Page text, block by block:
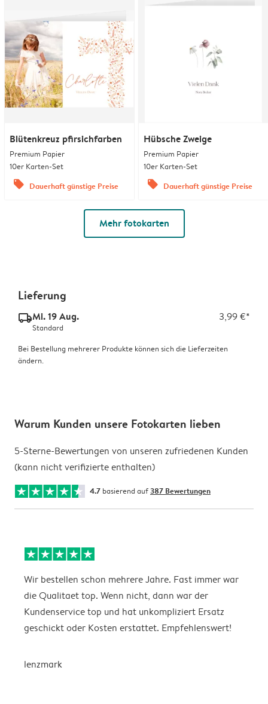
Blütenkreuz pfirsichfarben
Premium Papier
10er Karten-Set
offers Dauerhaft günstige Preise
Hübsche Zweige
Premium Papier
10er Karten-Set
offers Dauerhaft günstige Preise
Mehr fotokarten
Lieferung
delivery_standard_v2Mi. 19 Aug. 3,99 €*
Standard
Bei Bestellung mehrerer Produkte können sich die Lieferzeiten
ändern.
Warum Kunden unsere Fotokarten lieben
5-Sterne-Bewertungen von unseren zufriedenen Kunden
(kann nicht verifizierte enthalten)
4.7 basierend auf387 Bewertungen
Wir bestellen schon mehrere Jahre. Fast immer war
die Qualitaet top. Wenn nicht, dann war der
Kundenservice top und hat unkompliziert Ersatz
geschickt oder Kosten erstattet. Empfehlenswert!
lenzmark